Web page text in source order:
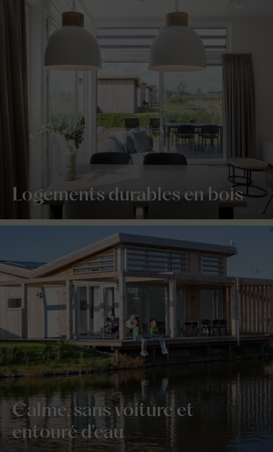
Logements durables en bois
Calme, sans voiture et
entouré d'eau